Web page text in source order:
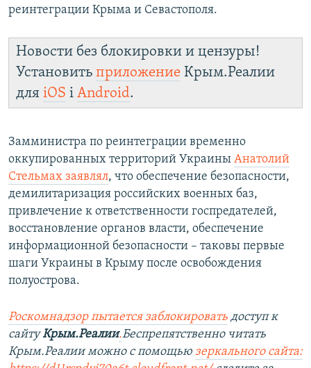
реинтеграции Крыма и Севастополя.
Новости без блокировки и цензуры!
Установить приложение Крым.Реалии
для iOS і Android.
Замминистра по реинтеграции временно
оккупированных территорий Украины Анатолий
Стельмах заявлял, что обеспечение безопасности,
демилитаризация российских военных баз,
привлечение к ответственности госпредателей,
восстановление органов власти, обеспечение
информационной безопасности – таковы первые
шаги Украины в Крыму после освобождения
полуострова.
Роскомнадзор пытается заблокировать доступ к
сайтуКрым.Реалии.Беспрепятственно читать
Крым.Реалии можно с помощью зеркального сайта: